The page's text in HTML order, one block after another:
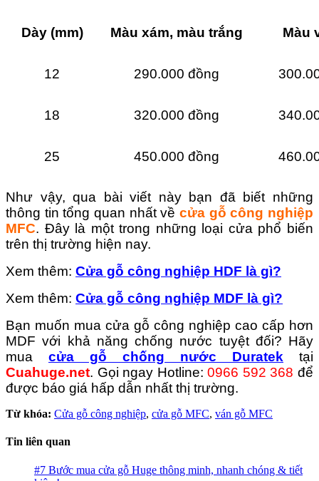
Dày (mm) Màu xám, màu trắng Màu
12 290.000 đồng
18 320.000 đồng
25 450.000 đồng
Như vậy, qua bài viết này bạn đã biết những
thông tin tổng quan nhất về cửa gỗ công nghiệp
MFC. Đây là một trong những loại cửa phổ biến
trên thị trường hiện nay.
Xem thêm: Cửa gỗ công nghiệp HDF là gì?
Xem thêm: Cửa gỗ công nghiệp MDF là gì?
Bạn muốn mua cửa gỗ công nghiệp cao cấp hơn
MDF với khả năng chống nước tuyệt đối? Hãy
mua cửa gỗ chống nước Duratek tại
Cuahuge.net. Gọi ngay Hotline:0966 592 368 để
được báo giá hấp dẫn nhất thị trường.
Từ khóa: Cửa gỗ công nghiệp, cửa gỗ MFC, ván gỗ MFC
Tin liên quan
#7 Bước mua cửa gỗ Huge thông minh, nhanh chóng & tiết